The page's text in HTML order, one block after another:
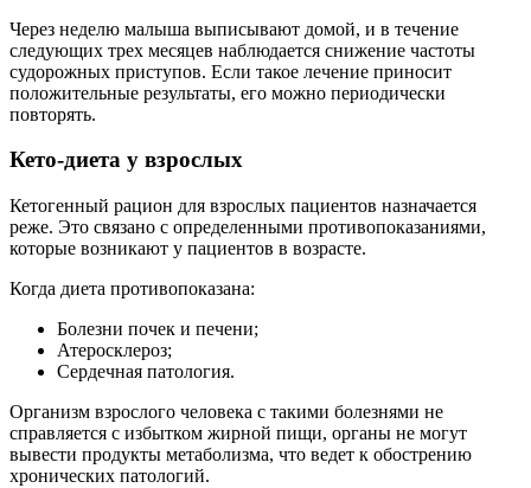
Через неделю малыша выписывают домой, и в течение
следующих трех месяцев наблюдается снижение частоты
судорожных приступов. Если такое лечение приносит
положительные результаты, его можно периодически
повторять.
Кето-диета у взрослых
Кетогенный рацион для взрослых пациентов назначается
реже. Это связано с определенными противопоказаниями,
которые возникают у пациентов в возрасте.
Когда диета противопоказана:
Болезни почек и печени;
Атеросклероз;
Сердечная патология.
Организм взрослого человека с такими болезнями не
справляется с избытком жирной пищи, органы не могут
вывести продукты метаболизма, что ведет к обострению
хронических патологий.